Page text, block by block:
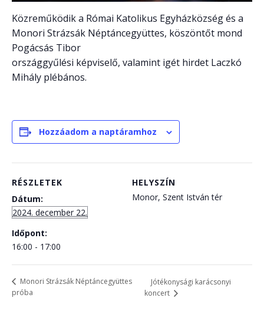
Közreműködik a Római Katolikus Egyházközség és a
Monori Strázsák Néptáncegyüttes, köszöntőt mond
Pogácsás Tibor
országgyűlési képviselő, valamint igét hirdet Laczkó
Mihály plébános.
Hozzáadom a naptáramhoz
RÉSZLETEK
Dátum:
2024. december 22.
Időpont:
16:00 - 17:00
HELYSZÍN
Monor, Szent István tér
Monori Strázsák Néptáncegyüttes
próba
Jótékonysági karácsonyi
koncert